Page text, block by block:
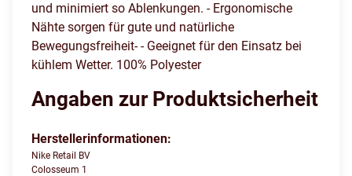
und minimiert so Ablenkungen. - Ergonomische
Nähte sorgen für gute und natürliche
Bewegungsfreiheit- - Geeignet für den Einsatz bei
kühlem Wetter. 100% Polyester
Angaben zur Produktsicherheit
Herstellerinformationen:
Nike Retail BV
Colosseum 1